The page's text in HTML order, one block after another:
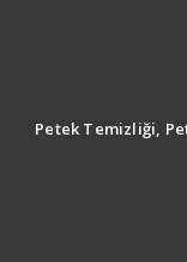
Petek Temizliği,